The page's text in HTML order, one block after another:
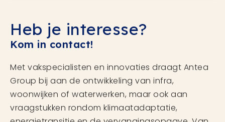
Heb je interesse?
Kom in contact!
Met vakspecialisten en innovaties draagt Antea
Group bij aan de ontwikkeling van infra,
woonwijken of waterwerken, maar ook aan
vraagstukken rondom klimaatadaptatie,